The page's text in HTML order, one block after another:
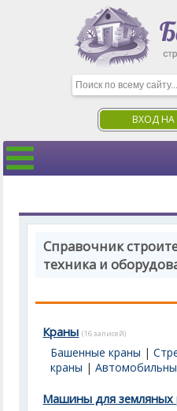
ВХОД
Справочник
техника и
Краны (16 записей)
Башенные краны |
краны |
Машины для земляных